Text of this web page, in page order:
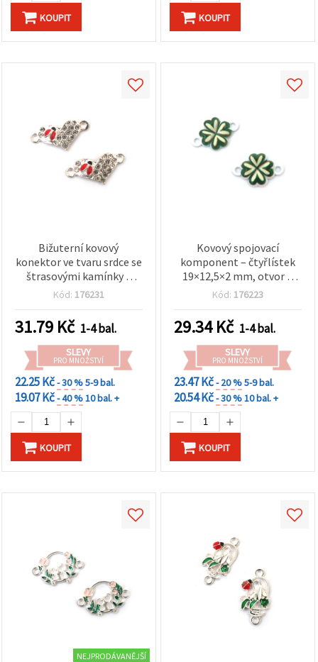
KOUPIT KOUPIT
Bižuterní kovový
konektor ve tvaru srdce se
štrasovými kamínky a
smaltovanou beruškou,
4 mm, otvor 2 mm, balení
5 ks
Kód: 176231
31.79 Kč 1-4 bal.
SLEVY
PRO MNOŽSTVÍ
22.25 Kč- 30 %5-9 bal.
19.07 Kč- 40 %10 bal. +
KOUPIT
Kovový spojovací
komponent – čtyřlístek
19×12,5×2 mm, otvor 2
mm, bílá barva – 5 ks
Kód: 176223
29.34Kč 1-4 bal.
SLEVY
PRO MNOŽSTVÍ
23.47 Kč- 20 %5-9 bal.
20.54 Kč- 30 %10 bal. +
KOUPIT
NEJPRODÁVANĚJŠÍ